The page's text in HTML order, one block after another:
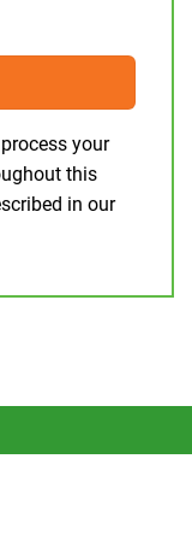
your
this
in our